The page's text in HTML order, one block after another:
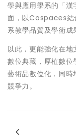
學與應用學系的「
面，以Cospaces結
系教學品質及學術成
以此，更能強化在
數位典藏，厚植數位
藝術品數位化，同
競爭力。